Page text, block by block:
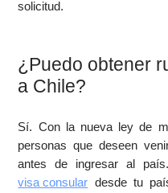
solicitud.
¿Puedo obtener
a Chile?
Sí. Con la nueva ley de
personas que deseen
antes de ingresar al
visa consular desde tu